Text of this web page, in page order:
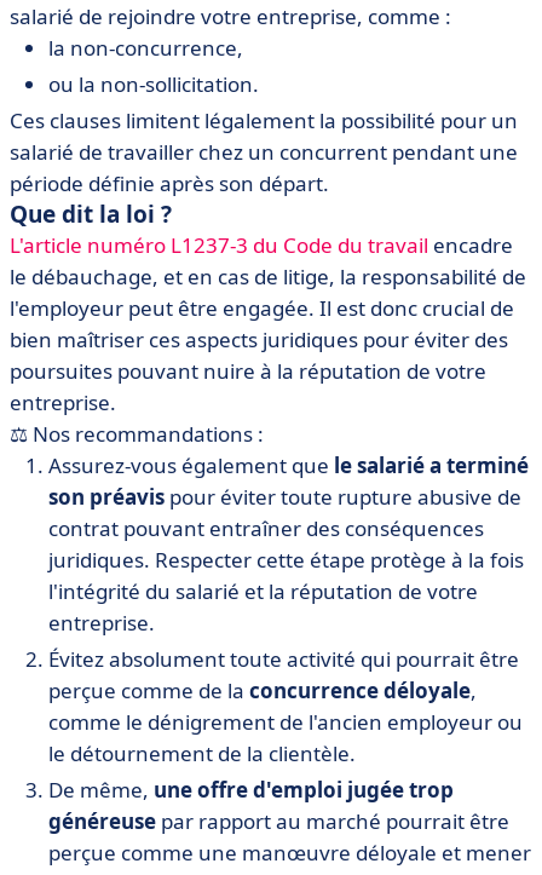
salarié de rejoindre votre entreprise, comme :
la non-concurrence,
ou la non-sollicitation.
Ces clauses limitent légalement la possibilité pour un
salarié de travailler chez un concurrent pendant une
période définie après son départ.
Que dit la loi ?
L'article numéro L1237-3 du Code du travail encadre
le débauchage, et en cas de litige, la responsabilité de
l'employeur peut être engagée. Il est donc crucial de
bien maîtriser ces aspects juridiques pour éviter des
poursuites pouvant nuire à la réputation de votre
entreprise.
⚖️ Nos recommandations :
Assurez-vous également que le salarié a terminé
son préavis pour éviter toute rupture abusive de
contrat pouvant entraîner des conséquences
juridiques. Respecter cette étape protège à la fois
l'intégrité du salarié et la réputation de votre
entreprise.
Évitez absolument toute activité qui pourrait être
perçue comme de la concurrence déloyale,
comme le dénigrement de l'ancien employeur ou
le détournement de la clientèle.
De même, une offre d'emploi jugée trop
généreuse par rapport au marché pourrait être
perçue comme une manœuvre déloyale et mener